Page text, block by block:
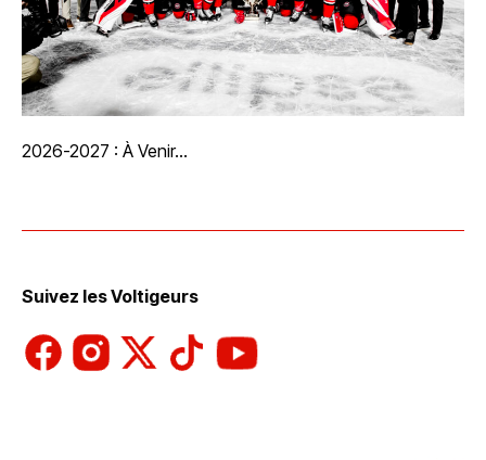
2026-2027 : À Venir…
Suivez les Voltigeurs